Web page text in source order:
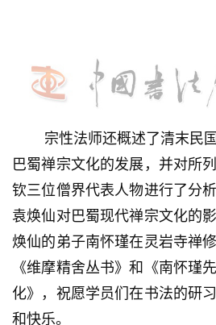
宗性法师还概述了清末民国
巴蜀禅宗文化的发展，并对所
钦三位僧界代表人物进行了分
袁焕仙对巴蜀现代禅宗文化的
焕仙的弟子南怀瑾在灵岩寺禅
《维摩精舍丛书》和《南怀瑾
化》，祝愿学员们在书法的研
和快乐。